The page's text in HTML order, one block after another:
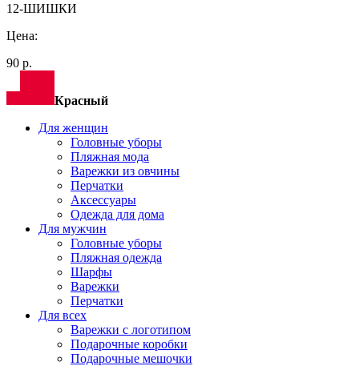
12-ШИШКИ
Цена:
90 р.
Красный
Для женщин
Головные уборы
Пляжная мода
Варежки из овчины
Перчатки
Аксессуары
Одежда для дома
Для мужчин
Головные уборы
Пляжная одежда
Шарфы
Варежки
Перчатки
Для всех
Варежки с логотипом
Подарочные коробки
Подарочные мешочки